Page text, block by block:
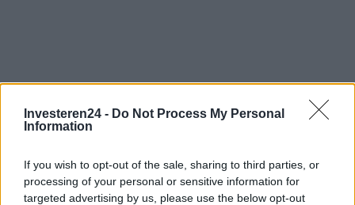
Investeren24 - Do Not Process My Personal
Information
If you wish to opt-out of the sale, sharing to third parties, or
processing of your personal or sensitive information for
targeted advertising by us, please use the below opt-out